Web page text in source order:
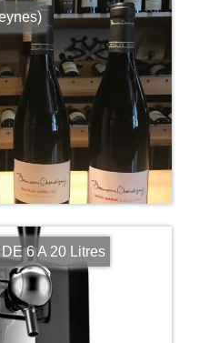
6 A 20 Litres